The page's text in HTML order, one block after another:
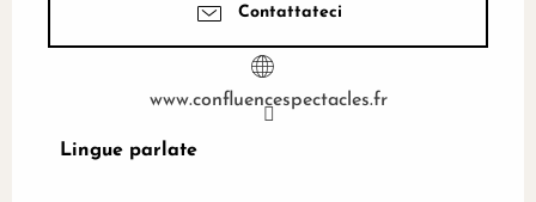
Contattateci
www.confluencespectacles.fr
Lingue parlate
Lingue parlate